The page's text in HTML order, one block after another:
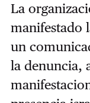
La
manifestado
un
la denuncia,